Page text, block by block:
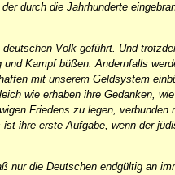
durch die Jahrhunderte
Volk geführt. Und
Kampf büßen. Andernfalls
mit unserem Geldsystem
wie erhaben ihre Gedanken,
Friedens zu legen,
ist ihre erste Aufgabe, wenn der
nur die Deutschen endgültig an